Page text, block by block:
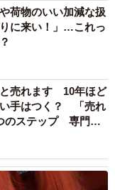
荷物のいい加減な扱
に来い！」…これっ
？
と売れます 10年ほど
手はつく？ 「売れ
のステップ 専門家